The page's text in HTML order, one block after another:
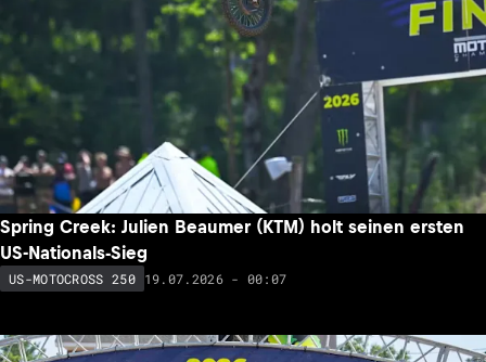
Spring Creek: Julien Beaumer (KTM) holt seinen ersten
US-Nationals-Sieg
US-MOTOCROSS 250 19.07.2026 - 00:07